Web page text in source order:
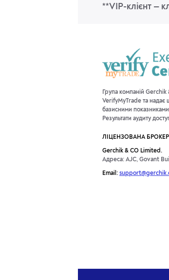
**VIP-клієнт —
Група компаній Gerchik
VerifyMyTrade та надає
базисними показниками
Результати аудиту
ЛІЦЕНЗОВАНА
Gerchik & CO Limited.
Адреса: AJC, Govant
Email: